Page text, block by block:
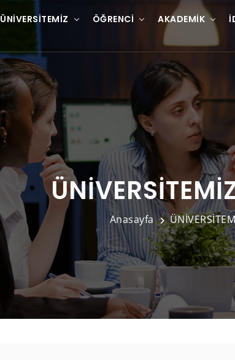
ÜNIVERSITEMIZ ÖĞRENCI AKADEMIK
Anasayfa